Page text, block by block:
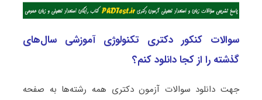
سوالات کنکور دکتری تکنولوژی آموزشی سال‌های
گذشته را از کجا دانلود کنم؟
جهت دانلود سوالات آزمون دکتری همه رشته‌ها به صفحه